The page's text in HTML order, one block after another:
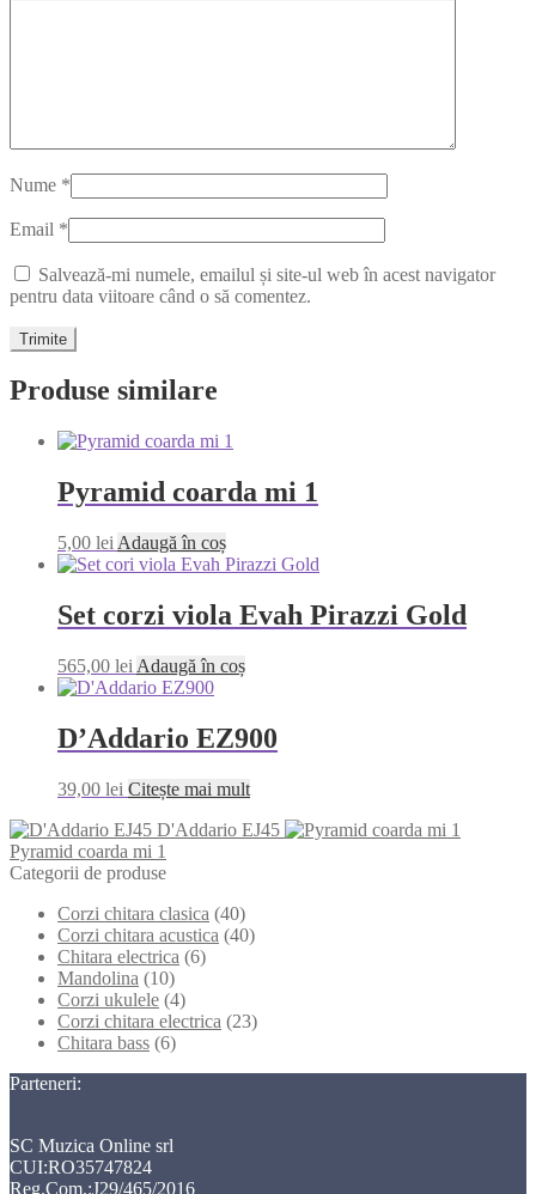
Nume *
Email *
Salvează-mi numele, emailul și site-ul web în acest navigator
pentru data viitoare când o să comentez.
Produse similare
Pyramid coarda mi 1
5,00 lei Adaugă în coș
Set corzi viola Evah Pirazzi Gold
565,00 lei Adaugă în coș
D’Addario EZ900
39,00 lei Citește mai mult
D'Addario EJ45
Pyramid coarda mi 1
Categorii de produse
Corzi chitara clasica (40)
Corzi chitara acustica (40)
Chitara electrica (6)
Mandolina (10)
Corzi ukulele (4)
Corzi chitara electrica (23)
Chitara bass (6)
Parteneri:
SC Muzica Online srl
CUI:RO35747824
Reg.Com.:J29/465/2016